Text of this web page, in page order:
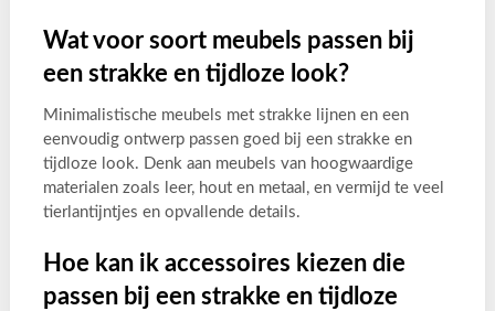
Wat voor soort meubels passen bij
een strakke en tijdloze look?
Minimalistische meubels met strakke lijnen en een
eenvoudig ontwerp passen goed bij een strakke en
tijdloze look. Denk aan meubels van hoogwaardige
materialen zoals leer, hout en metaal, en vermijd te veel
tierlantijntjes en opvallende details.
Hoe kan ik accessoires kiezen die
passen bij een strakke en tijdloze